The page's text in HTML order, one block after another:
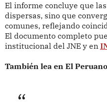
El informe concluye que
dispersas, sino que
comunes, reflejando
El documento completo
institucional del JNE y en
También lea en El Peruano